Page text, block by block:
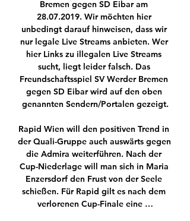
Bremen gegen SD Eibar am
28.07.2019. Wir möchten hier
unbedingt darauf hinweisen, dass wir
nur legale Live Streams anbieten. Wer
hier Links zu illegalen Live Streams
sucht, liegt leider falsch. Das
Freundschaftsspiel SV Werder Bremen
gegen SD Eibar wird auf den oben
genannten Sendern/Portalen gezeigt.
Rapid Wien will den positiven Trend in
der Quali-Gruppe auch auswärts gegen
die Admira weiterführen. Nach der
Cup-Niederlage will man sich in Maria
Enzersdorf den Frust von der Seele
schießen. Für Rapid gilt es nach dem
verlorenen Cup-Finale eine …